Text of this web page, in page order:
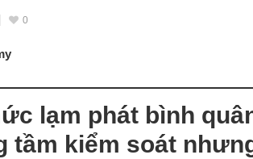
0
lạm phát bình
tầm kiểm soát